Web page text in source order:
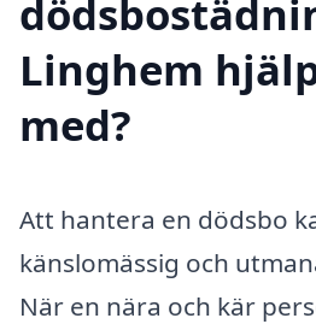
Linghem
med?
Att hantera en dödsbo
känslomässig och
När en nära och kär